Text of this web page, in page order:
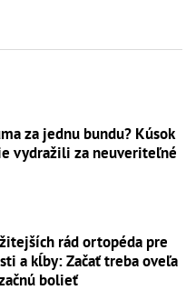
za jednu bundu? Kúsok
vydražili za neuveriteľné
rád ortopéda pre
a kĺby: Začať treba oveľa
bolieť